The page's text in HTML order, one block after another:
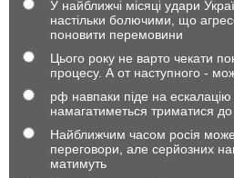
У найближчі місяці удари
настільки болючими, що
поновити перемовини
Цього року не варто чекати
процесу. А от наступного -
рф навпаки піде на ескалацію
намагатиметься триматися до
Найближчим часом росія
переговори, але серйозних
матимуть